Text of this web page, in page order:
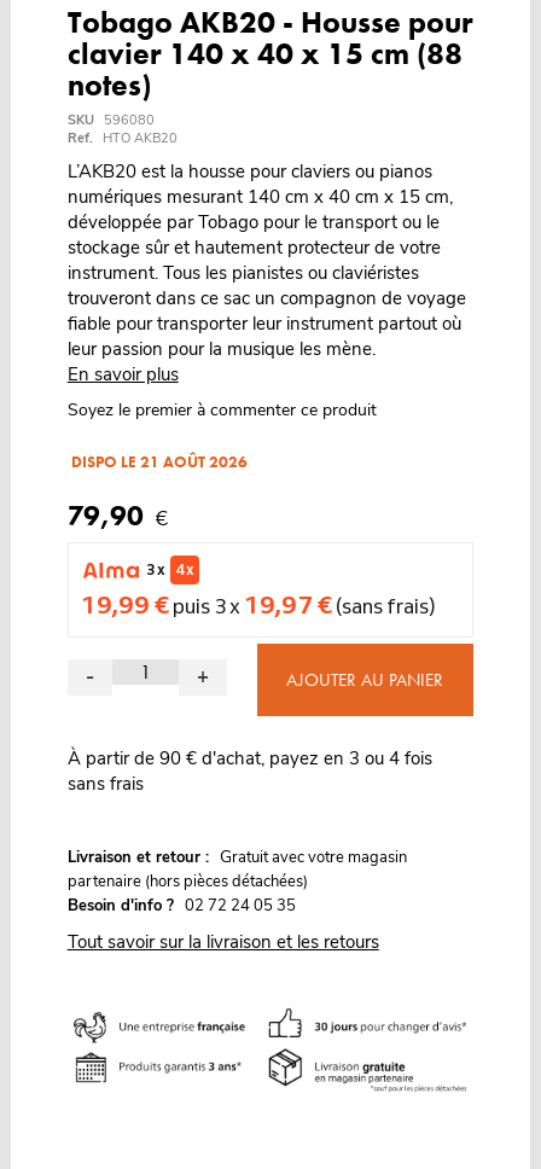
Tobago AKB20 - Housse pour
clavier 140 x 40 x 15 cm (88
notes)
SKU
596080
Ref.
HTO AKB20
L’AKB20 est la housse pour claviers ou pianos
numériques mesurant 140 cm x 40 cm x 15 cm,
développée par Tobago pour le transport ou le
stockage sûr et hautement protecteur de votre
instrument. Tous les pianistes ou claviéristes
trouveront dans ce sac un compagnon de voyage
fiable pour transporter leur instrument partout où
leur passion pour la musique les mène.
En savoir plus
Soyez le premier à commenter ce produit
DISPO LE 21 AOÛT 2026
79,90 €
3 x 4 x
19,99 €puis 3 x 19,97 €(sans frais)
- + AJOUTER AU PANIER
À partir de 90 € d'achat, payez en 3 ou 4 fois
sans frais
Livraison et retour : Gratuit avec votre magasin
partenaire (hors pièces détachées)
Besoin d'info ? 02 72 24 05 35
Tout savoir sur la livraison et les retours